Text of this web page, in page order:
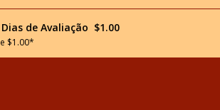
de Avaliação  $1.00
$1.00*